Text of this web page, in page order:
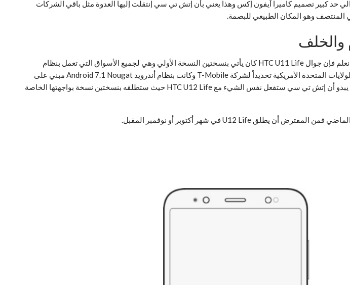
حد كبير تصميم كاميرا آيفون إكس وهذا يعني بأن إتش تي سي إنتقلت إليها العدوة مثل باقي الشركات
المنتصف وهو المكان الطبيعي للبصمة.
هناك أيضاً شيء مهم سنلاحظه عندما ننظر الي الجهة الخلفية وهو عدم وجود شعار Android One فكما نعلم فإن جوال HTC U11 Life كان يأتي بنسختين النسخة الأولي وهي لجميع الأسواق التي تعمل بنظام
أندرويد Android 8.0 Oreo مبني على مشروع Android One من جوجل، أما النسخة الثانية فهي كانت للولايات المتحدة الأمريكية تحديداً لشركة T-Mobile وكانت بنظام أندرويد Android 7.1 Nougat مبني على
واجهة إتش تي سي الخاصة HTC Since UI ثم لاحقاً تم تحديثه الي أندرويد Android 8.0 Oreo، وعلى ما يبدو أن إتش تي سي ستفعل نفس الشيء مع HTC U12 Life حيث ستطلقه بنسختين نسخة بواجهتها الخاصة